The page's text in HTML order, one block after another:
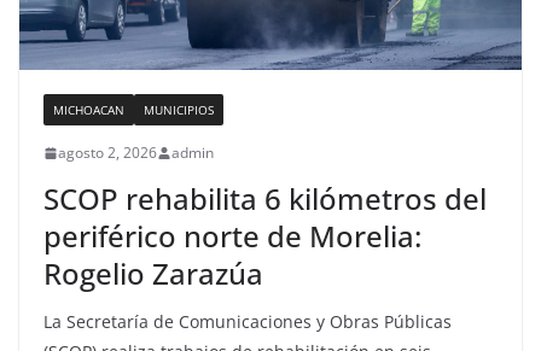
MICHOACAN MUNICIPIOS
agosto 2, 2026 admin
SCOP rehabilita 6 kilómetros del
periférico norte de Morelia:
Rogelio Zarazúa
La Secretaría de Comunicaciones y Obras Públicas